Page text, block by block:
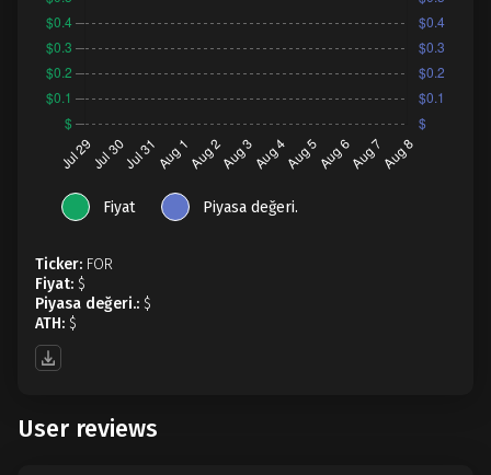
Fiyat Piyasa değeri.
Ticker: FOR
Fiyat: $
Piyasa değeri.: $
ATH: $
User reviews